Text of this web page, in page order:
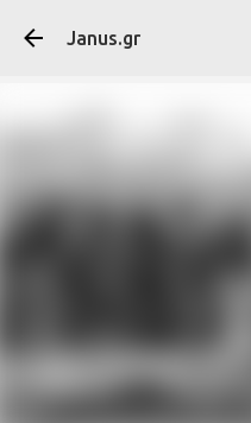
Janus.gr